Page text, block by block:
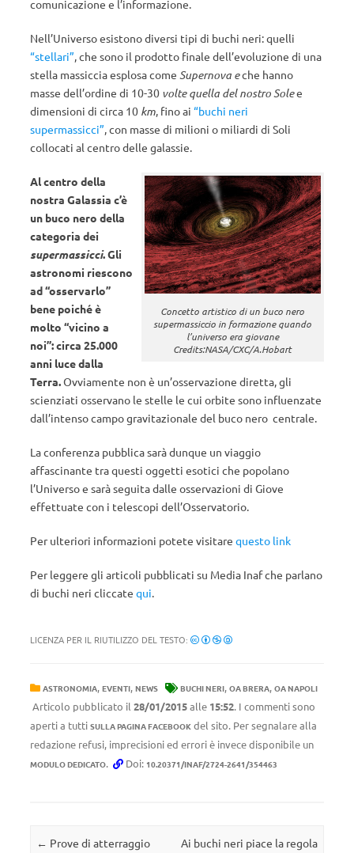
comunicazione e l’informazione.
Nell’Universo esistono diversi tipi di buchi neri: quelli
“stellari”, che sono il prodotto finale dell’evoluzione di una
stella massiccia esplosa come Supernova eche hanno
masse dell’ordine di 10-30 volte quella del nostro Solee
dimensioni di circa 10 km, fino ai “buchi neri
supermassicci”, con masse di milioni o miliardi di Soli
collocati al centro delle galassie.
Concetto artistico di un buco nero
supermassiccio in formazione quando
l’universo era giovane
Credits:NASA/CXC/A.Hobart
Al centro della
nostra Galassia c’è
un buco nero della
categoria dei
supermassicci. Gli
astronomi riescono
ad “osservarlo”
bene poiché è
molto “vicino a
noi”: circa 25.000
anni luce dalla
Terra.Ovviamente non è un’osservazione diretta, gli
scienziati osservano le stelle le cui orbite sono influenzate
dall’intenso campo gravitazionale del buco nero centrale.
La conferenza pubblica sarà dunque un viaggio
affascinante tra questi oggetti esotici che popolano
l’Universo e sarà seguita dalle osservazioni di Giove
effettuate con i telescopi dell’Osservatorio.
Per ulteriori informazioni potete visitare questo link
Per leggere gli articoli pubblicati su Media Inaf che parlano
di buchi neri cliccate qui.
LICENZA PER IL RIUTILIZZO DEL TESTO:
ASTRONOMIA, EVENTI, NEWS BUCHI NERI, OA BRERA, OA NAPOLI
Articolo pubblicato il 28/01/2015alle 15:52. I commenti sono
aperti a tutti SULLA PAGINA FACEBOOK del sito. Per segnalare alla
redazione refusi, imprecisioni ed errori è invece disponibile un
MODULO DEDICATO. Doi: 10.20371/INAF/2724-2641/354463
Navigazione articolo
← Prove di atterraggio Ai buchi neri piace la regola